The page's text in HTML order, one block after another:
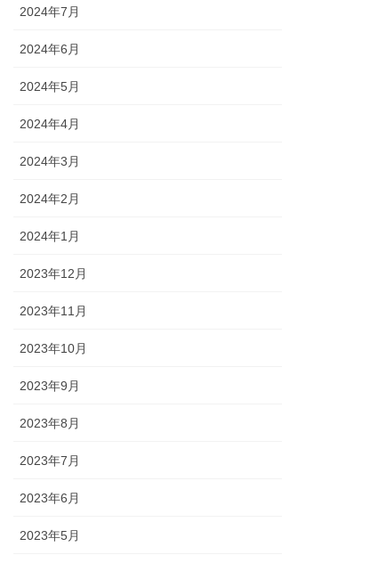
2024年7月
2024年6月
2024年5月
2024年4月
2024年3月
2024年2月
2024年1月
2023年12月
2023年11月
2023年10月
2023年9月
2023年8月
2023年7月
2023年6月
2023年5月